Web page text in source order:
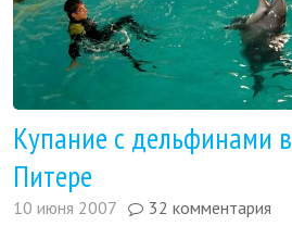
Купание с дельфинами в
Питере
10 июня 2007 32 комментария